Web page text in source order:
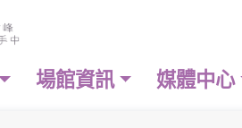
場館資訊 媒體中心